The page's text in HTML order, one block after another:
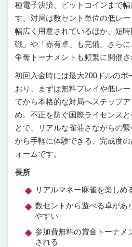
種電子決済、ビットコインまで
す。対局は数セント単位の低レ
幅広く用意されているほか、短
戦」や「赤有卓」も完備。さら
争奪トーナメントも頻繁に開催さ
初回入金時には最大200ドルのボ
おり、まずは無料プレイや低レ
てから本格的な対局へステップ
め。不正を防ぐ国際ライセンス
とで、リアルな雀荘さながらの
から手軽に体験できる、完成度
ォームです。
長所
リアルマネー麻雀を楽しめ
数セントから遊べる卓があ
やすい
参加費無料の賞金トーナメ
される